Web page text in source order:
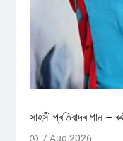
সাহসী প্ৰতিবাদৰ গান –
7 Aug 2026